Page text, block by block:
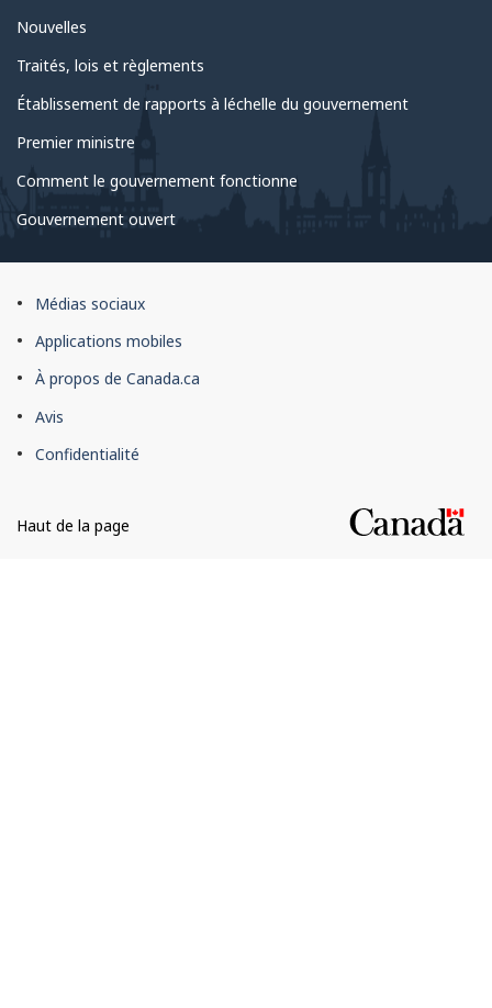
Nouvelles
Traités, lois et règlements
Établissement de rapports à léchelle du gouvernement
Premier ministre
Comment le gouvernement fonctionne
Gouvernement ouvert
À
propos
du
site
Médias sociaux
Applications mobiles
À propos de Canada.ca
Avis
Confidentialité
Haut de la page